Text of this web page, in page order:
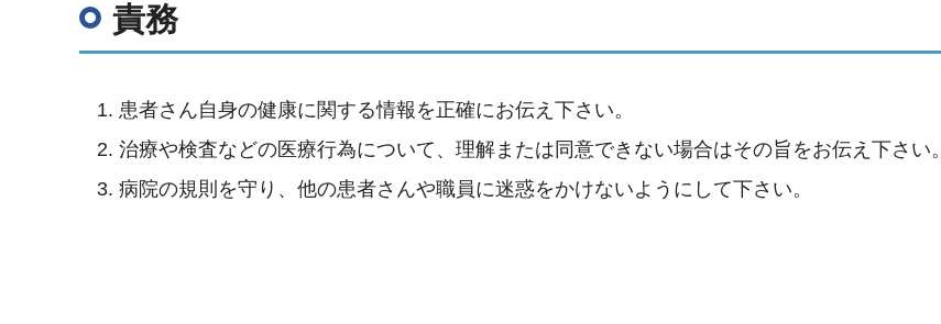
責務
患者さん自身の健康に関する情報を正確にお伝え下さい。
治療や検査などの医療行為について、理解または同意できない場合はその旨をお伝え下さい。
病院の規則を守り、他の患者さんや職員に迷惑をかけないようにして下さい。